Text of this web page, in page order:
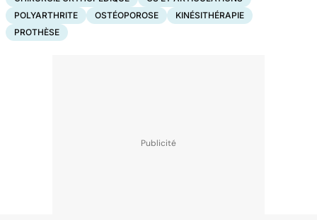
POLYARTHRITE
OSTÉOPOROSE
KINÉSITHÉRAPIE
PROTHÈSE